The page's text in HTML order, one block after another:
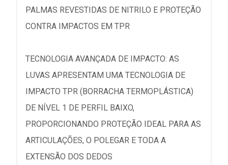
PALMAS REVESTIDAS DE NITRILO E PROTEÇÃO
CONTRA IMPACTOS EM TPR
TECNOLOGIA AVANÇADA DE IMPACTO: AS
LUVAS APRESENTAM UMA TECNOLOGIA DE
IMPACTO TPR (BORRACHA TERMOPLÁSTICA)
DE NÍVEL 1 DE PERFIL BAIXO,
PROPORCIONANDO PROTEÇÃO IDEAL PARA AS
ARTICULAÇÕES, O POLEGAR E TODA A
EXTENSÃO DOS DEDOS